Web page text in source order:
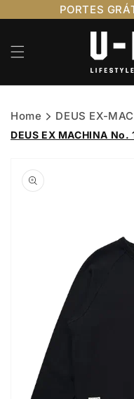
PORTES
Home DEUS EX-
DEUS EX MACHINA No.
informação
do produto